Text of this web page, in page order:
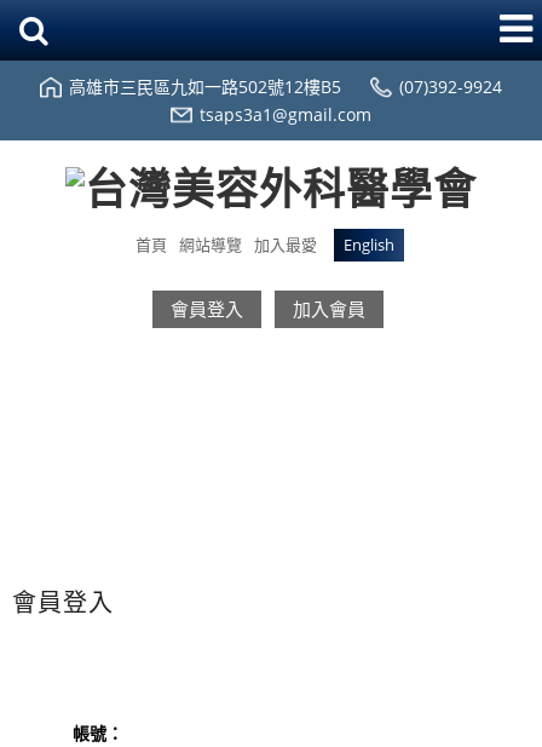
高雄市三民區九如一路502號12樓B5
(07)392-9924
tsaps3a1@gmail.com
首頁 網站導覽 加入最愛 English
會員登入 加入會員
會員登入
帳號：